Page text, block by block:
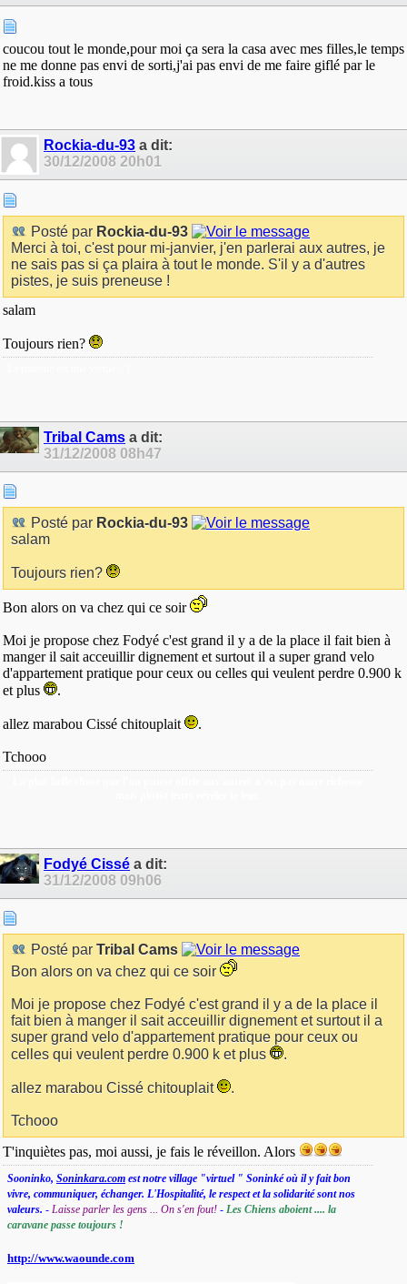
coucou tout le monde,pour moi ça sera la casa avec mes filles,le temps
ne me donne pas envi de sorti,j'ai pas envi de me faire giflé par le
froid.kiss a tous
Rockia-du-93 a dit:
30/12/2008 20h01
Posté par Rockia-du-93
Merci à toi, c'est pour mi-janvier, j'en parlerai aux autres, je
ne sais pas si ça plaira à tout le monde. S'il y a d'autres
pistes, je suis preneuse !
salam
Toujours rien?
Tribal Cams a dit:
31/12/2008 08h47
Posté par Rockia-du-93
salam
Toujours rien?
Bon alors on va chez qui ce soir
Moi je propose chez Fodyé c'est grand il y a de la place il fait bien à
manger il sait acceuillir dignement et surtout il a super grand velo
d'appartement pratique pour ceux ou celles qui veulent perdre 0.900 k
et plus
.
allez marabou Cissé chitouplait .
Tchooo
Fodyé Cissé a dit:
31/12/2008 09h06
Posté par Tribal Cams
Bon alors on va chez qui ce soir
Moi je propose chez Fodyé c'est grand il y a de la place il
fait bien à manger il sait acceuillir dignement et surtout il a
super grand velo d'appartement pratique pour ceux ou
celles qui veulent perdre 0.900 k et plus
.
allez marabou Cissé chitouplait .
Tchooo
T'inquiètes pas, moi aussi, je fais le réveillon. Alors
Sooninko, Soninkara.com est notre village "virtuel " Soninké où il y fait bon
vivre, communiquer, échanger. L'Hospitalité, le respect et la solidarité sont nos
valeurs. - Laisse parler les gens ... On s'en fout! - Les Chiens aboient .... la
caravane passe toujours !
http://www.waounde.com